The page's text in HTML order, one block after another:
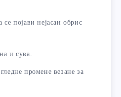
се појави нејасан обрис
и сува.
промене везане за